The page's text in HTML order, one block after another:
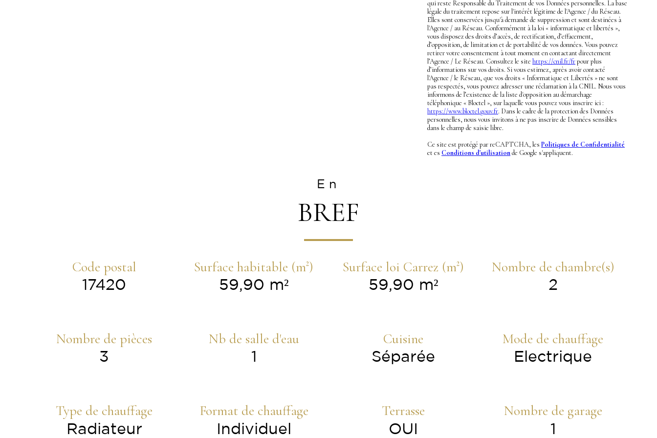
qui reste Responsable du Traitement de vos Données personnelles. La base
légale du traitement repose sur l'intérêt légitime de l'Agence / du Réseau.
Elles sont conservées jusqu'à demande de suppression et sont destinées à
l'Agence / au Réseau. Conformément à la loi « informatique et libertés »,
vous disposez des droits d’accès, de rectification, d’effacement,
d’opposition, de limitation et de portabilité de vos données. Vous pouvez
retirer votre consentement à tout moment en contactant directement
l’Agence / Le Réseau. Consultez le site https://cnil.fr/frpour plus
d’informations sur vos droits. Si vous estimez, après avoir contacté
l'Agence / le Réseau, que vos droits « Informatique et Libertés » ne sont
pas respectés, vous pouvez adresser une réclamation à la CNIL. Nous vous
informons de l’existence de la liste d'opposition au démarchage
téléphonique « Bloctel », sur laquelle vous pouvez vous inscrire ici :
https://www.bloctel.gouv.fr. Dans le cadre de la protection des Données
personnelles, nous vous invitons à ne pas inscrire de Données sensibles
dans le champ de saisie libre.
Ce site est protégé par reCAPTCHA, les Politiques de Confidentialité
et es Conditions d'utilisationde Google s'appliquent.
En
BREF
Code postal
17420
Surface habitable (m²)
59,90 m²
Surface loi Carrez (m²)
59,90 m²
Nombre de chambre(s)
2
Nombre de pièces
3
Nb de salle d'eau
1
Cuisine
Séparée
Mode de chauffage
Electrique
Type de chauffage
Radiateur
Format de chauffage
Individuel
Terrasse
OUI
Nombre de garage
1